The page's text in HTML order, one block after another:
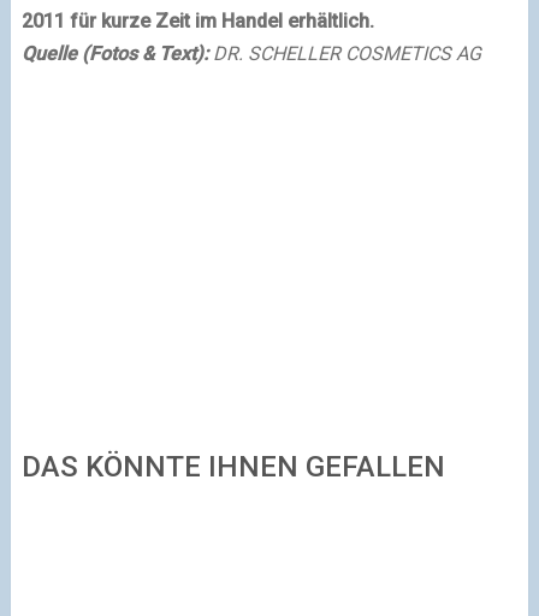
2011 für kurze Zeit im Handel erhältlich.
Quelle (Fotos & Text):DR. SCHELLER COSMETICS AG
DAS KÖNNTE IHNEN GEFALLEN